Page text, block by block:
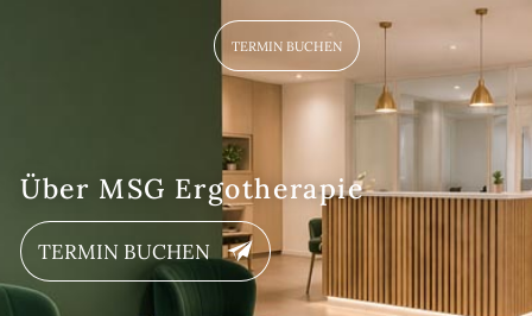
TERMIN BUCHEN
Über MSG Ergotherapie
TERMIN BUCHEN